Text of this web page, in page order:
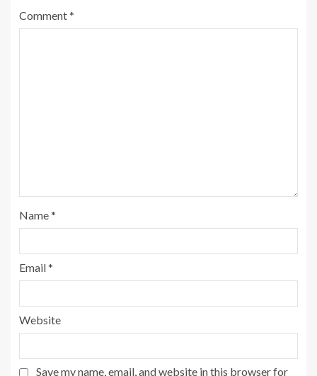
Comment*
Name*
Email*
Website
Save my name, email, and website in this browser for